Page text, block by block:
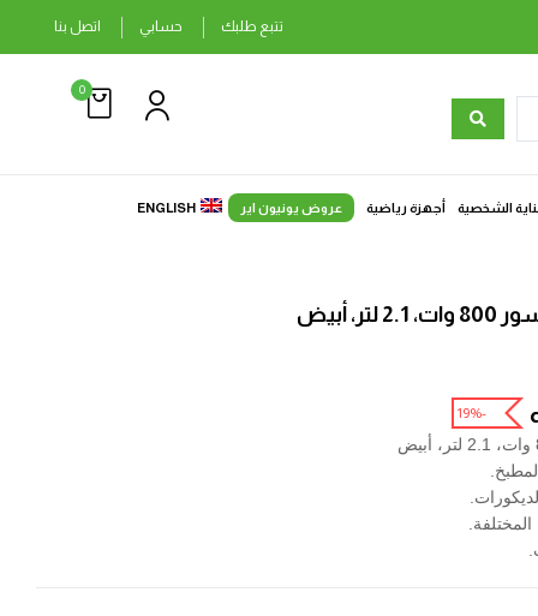
تتبع طلبك حسابي اتصل بنا
0
الشخصية أجهزة رياضية عروض يونيون اير ENGLISH
-19%